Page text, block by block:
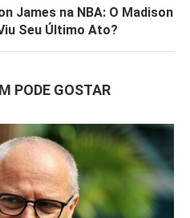
James na NBA: O Madison
Seu Último Ato?
PODE GOSTAR